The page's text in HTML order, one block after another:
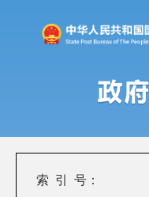
索 引 号：